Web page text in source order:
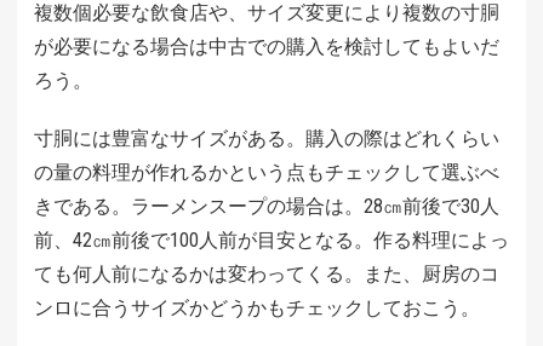
複数個必要な飲食店や、サイズ変更により複数の寸胴
が必要になる場合は中古での購入を検討してもよいだ
ろう。
寸胴には豊富なサイズがある。購入の際はどれくらい
の量の料理が作れるかという点もチェックして選ぶべ
きである。ラーメンスープの場合は。28㎝前後で30人
前、42㎝前後で100人前が目安となる。作る料理によっ
ても何人前になるかは変わってくる。また、厨房のコ
ンロに合うサイズかどうかもチェックしておこう。